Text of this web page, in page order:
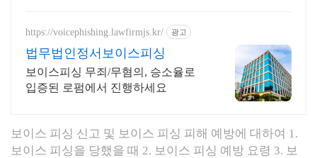
https://voicephishing.lawfirmjs.kr/ 광고
법무법인정서보이스피싱
보이스피싱 무죄/무혐의, 승소율로
입증된 로펌에서 진행하세요
보이스 피싱 신고 및 보이스 피싱 피해 예방에 대하여 1.
보이스 피싱을 당했을 때 2. 보이스 피싱 예방 요령 3. 보